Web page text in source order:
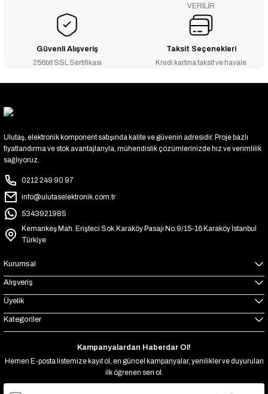
VERİLİR
Güvenli Alışveriş
256bit SSL Sertifikası
Taksit Seçenekleri
Kredi kartına taksit ve havale
Ulutaş, elektronik komponent satışında kalite ve güvenin adresidir. Proje bazlı
fiyatlandırma ve stok avantajlarıyla, mühendislik çözümlerinizde hız ve verimlilik
sağlıyoruz.
0212 249 90 97
info@ulutaselektronik.com.tr
5343921985
Kemankeş Mah. Erişteci Sok.Karaköy Pasajı No:9/15-16 Karaköy İstanbul
Türkiye
Kurumsal
Alışveriş
Üyelik
Kategoriler
Kampanyalardan Haberdar Ol!
Hemen E-posta listemize kayıt ol, en güncel kampanyalar, yenilikler ve duyuruları
ilk öğrenen sen ol.